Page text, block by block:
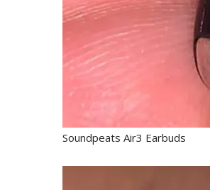
Soundpeats Air3 Earbuds